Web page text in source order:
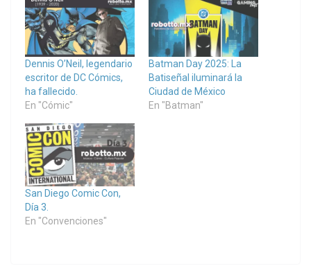
Dennis O’Neil, legendario
escritor de DC Cómics,
ha fallecido.
En "Cómic"
Batman Day 2025: La
Batiseñal iluminará la
Ciudad de México
En "Batman"
San Diego Comic Con,
Día 3.
En "Convenciones"